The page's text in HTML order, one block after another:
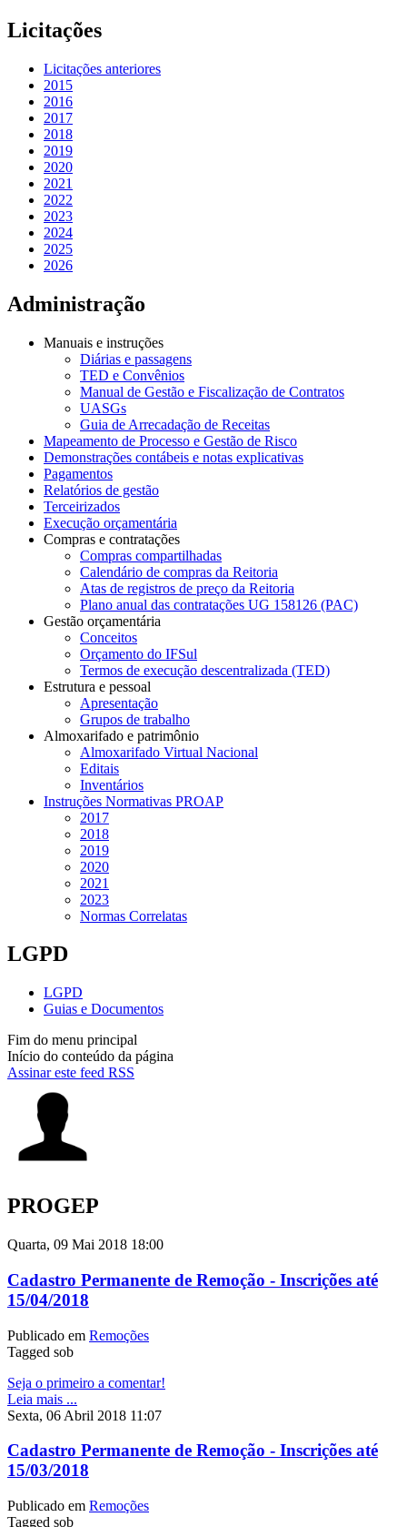
Licitações
Licitações anteriores
2015
2016
2017
2018
2019
2020
2021
2022
2023
2024
2025
2026
Administração
Manuais e instruções
Diárias e passagens
TED e Convênios
Manual de Gestão e Fiscalização de Contratos
UASGs
Guia de Arrecadação de Receitas
Mapeamento de Processo e Gestão de Risco
Demonstrações contábeis e notas explicativas
Pagamentos
Relatórios de gestão
Terceirizados
Execução orçamentária
Compras e contratações
Compras compartilhadas
Calendário de compras da Reitoria
Atas de registros de preço da Reitoria
Plano anual das contratações UG 158126 (PAC)
Gestão orçamentária
Conceitos
Orçamento do IFSul
Termos de execução descentralizada (TED)
Estrutura e pessoal
Apresentação
Grupos de trabalho
Almoxarifado e patrimônio
Almoxarifado Virtual Nacional
Editais
Inventários
Instruções Normativas PROAP
2017
2018
2019
2020
2021
2023
Normas Correlatas
LGPD
LGPD
Guias e Documentos
Fim do menu principal
Início do conteúdo da página
Assinar este feed RSS
PROGEP
Quarta, 09 Mai 2018 18:00
Cadastro Permanente de Remoção - Inscrições até
15/04/2018
Publicado em Remoções
Tagged sob
Seja o primeiro a comentar!
Leia mais ...
Sexta, 06 Abril 2018 11:07
Cadastro Permanente de Remoção - Inscrições até
15/03/2018
Publicado em Remoções
Tagged sob